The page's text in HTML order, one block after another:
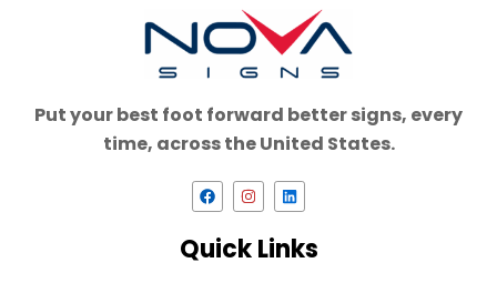
Put your best foot forward better signs, every
time, across the United States.
F
a
c
b
I
n
s
a
L
i
n
e
Quick Links